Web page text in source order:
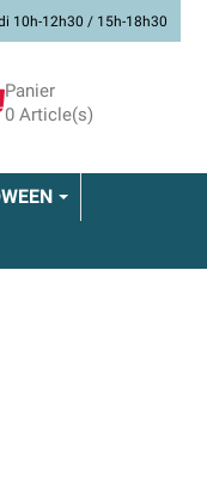
10h-12h30 / 15h-18h30
Panier
0 Article(s)